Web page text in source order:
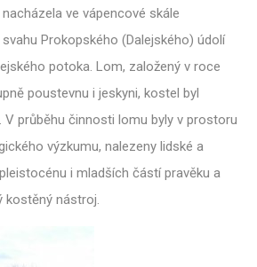
ve vápencové skále
Prokopského (Dalejského) údolí
potoka. Lom, založený v roce
poustevnu i jeskyni, kostel byl
V průběhu činnosti lomu byly v prostoru
výzkumu, nalezeny lidské a
i mladších částí pravěku a
kostěný nástroj.